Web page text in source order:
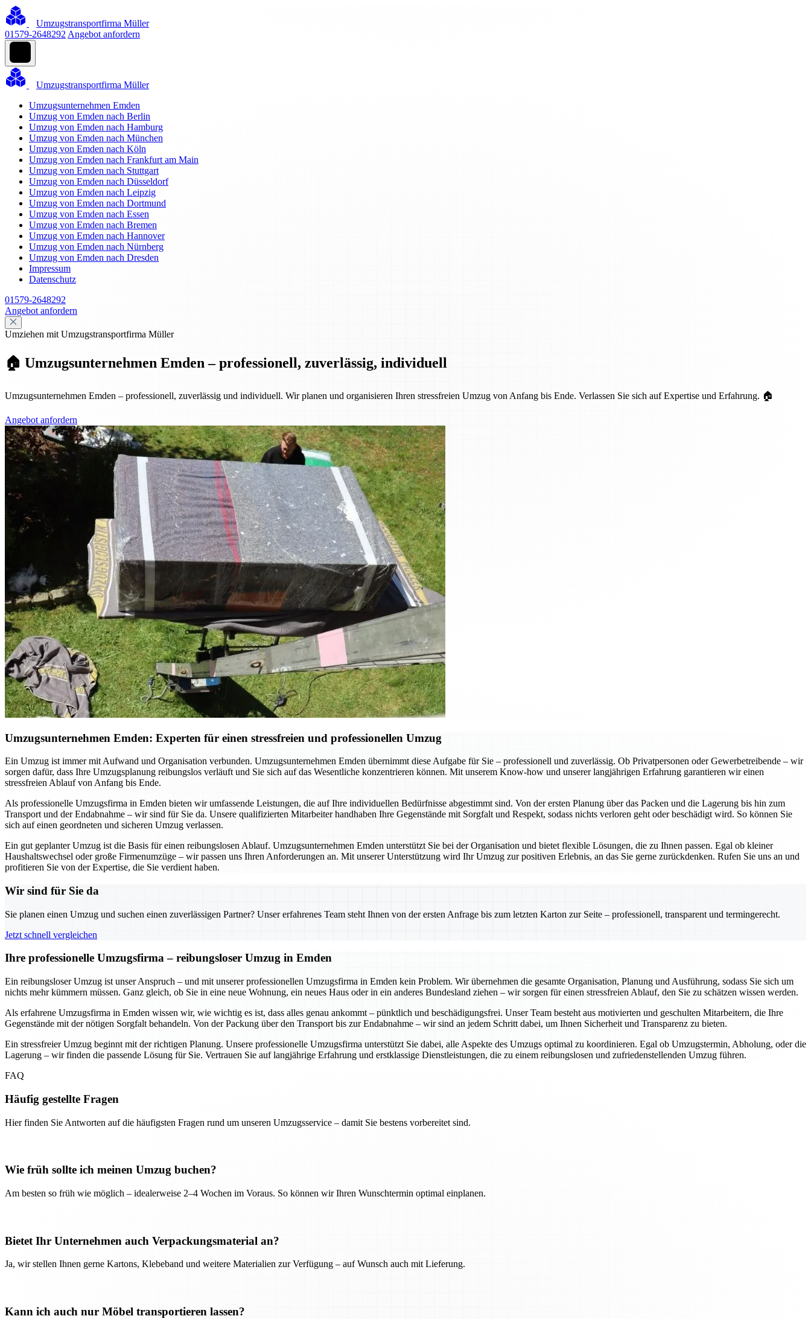
Umzugstransportfirma Müller
01579-2648292 Angebot anfordern
Umzugstransportfirma Müller
Umzugsunternehmen Emden
Umzug von Emden nach Berlin
Umzug von Emden nach Hamburg
Umzug von Emden nach München
Umzug von Emden nach Köln
Umzug von Emden nach Frankfurt am Main
Umzug von Emden nach Stuttgart
Umzug von Emden nach Düsseldorf
Umzug von Emden nach Leipzig
Umzug von Emden nach Dortmund
Umzug von Emden nach Essen
Umzug von Emden nach Bremen
Umzug von Emden nach Hannover
Umzug von Emden nach Nürnberg
Umzug von Emden nach Dresden
Impressum
Datenschutz
01579-2648292
Angebot anfordern
Umziehen mit Umzugstransportfirma Müller
🏠 Umzugsunternehmen Emden – professionell, zuverlässig, individuell
Umzugsunternehmen Emden – professionell, zuverlässig und individuell. Wir planen und organisieren Ihren stressfreien Umzug von Anfang bis Ende. Verlassen Sie sich auf Expertise und Erfahrung. 🏠
Angebot anfordern
Umzugsunternehmen Emden: Experten für einen stressfreien und professionellen Umzug
Ein Umzug ist immer mit Aufwand und Organisation verbunden. Umzugsunternehmen Emden übernimmt diese Aufgabe für Sie – professionell und zuverlässig. Ob Privatpersonen oder Gewerbetreibende – wir
sorgen dafür, dass Ihre Umzugsplanung reibungslos verläuft und Sie sich auf das Wesentliche konzentrieren können. Mit unserem Know-how und unserer langjährigen Erfahrung garantieren wir einen
stressfreien Ablauf von Anfang bis Ende.
Als professionelle Umzugsfirma in Emden bieten wir umfassende Leistungen, die auf Ihre individuellen Bedürfnisse abgestimmt sind. Von der ersten Planung über das Packen und die Lagerung bis hin zum
Transport und der Endabnahme – wir sind für Sie da. Unsere qualifizierten Mitarbeiter handhaben Ihre Gegenstände mit Sorgfalt und Respekt, sodass nichts verloren geht oder beschädigt wird. So können Sie
sich auf einen geordneten und sicheren Umzug verlassen.
Ein gut geplanter Umzug ist die Basis für einen reibungslosen Ablauf. Umzugsunternehmen Emden unterstützt Sie bei der Organisation und bietet flexible Lösungen, die zu Ihnen passen. Egal ob kleiner
Haushaltswechsel oder große Firmenumzüge – wir passen uns Ihren Anforderungen an. Mit unserer Unterstützung wird Ihr Umzug zur positiven Erlebnis, an das Sie gerne zurückdenken. Rufen Sie uns an und
profitieren Sie von der Expertise, die Sie verdient haben.
Wir sind für Sie da
Sie planen einen Umzug und suchen einen zuverlässigen Partner? Unser erfahrenes Team steht Ihnen von der ersten Anfrage bis zum letzten Karton zur Seite – professionell, transparent und termingerecht.
Jetzt schnell vergleichen
Ihre professionelle Umzugsfirma – reibungsloser Umzug in Emden
Ein reibungsloser Umzug ist unser Anspruch – und mit unserer professionellen Umzugsfirma in Emden kein Problem. Wir übernehmen die gesamte Organisation, Planung und Ausführung, sodass Sie sich um
nichts mehr kümmern müssen. Ganz gleich, ob Sie in eine neue Wohnung, ein neues Haus oder in ein anderes Bundesland ziehen – wir sorgen für einen stressfreien Ablauf, den Sie zu schätzen wissen werden.
Als erfahrene Umzugsfirma in Emden wissen wir, wie wichtig es ist, dass alles genau ankommt – pünktlich und beschädigungsfrei. Unser Team besteht aus motivierten und geschulten Mitarbeitern, die Ihre
Gegenstände mit der nötigen Sorgfalt behandeln. Von der Packung über den Transport bis zur Endabnahme – wir sind an jedem Schritt dabei, um Ihnen Sicherheit und Transparenz zu bieten.
Ein stressfreier Umzug beginnt mit der richtigen Planung. Unsere professionelle Umzugsfirma unterstützt Sie dabei, alle Aspekte des Umzugs optimal zu koordinieren. Egal ob Umzugstermin, Abholung, oder die
Lagerung – wir finden die passende Lösung für Sie. Vertrauen Sie auf langjährige Erfahrung und erstklassige Dienstleistungen, die zu einem reibungslosen und zufriedenstellenden Umzug führen.
FAQ
Häufig gestellte Fragen
Hier finden Sie Antworten auf die häufigsten Fragen rund um unseren Umzugsservice – damit Sie bestens vorbereitet sind.
Wie früh sollte ich meinen Umzug buchen?
Am besten so früh wie möglich – idealerweise 2–4 Wochen im Voraus. So können wir Ihren Wunschtermin optimal einplanen.
Bietet Ihr Unternehmen auch Verpackungsmaterial an?
Ja, wir stellen Ihnen gerne Kartons, Klebeband und weitere Materialien zur Verfügung – auf Wunsch auch mit Lieferung.
Kann ich auch nur Möbel transportieren lassen?